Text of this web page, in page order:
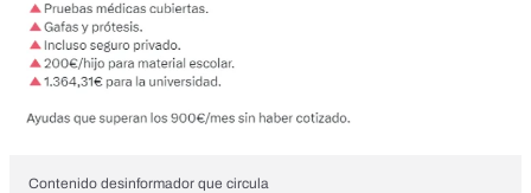
Contenido desinformador que circula